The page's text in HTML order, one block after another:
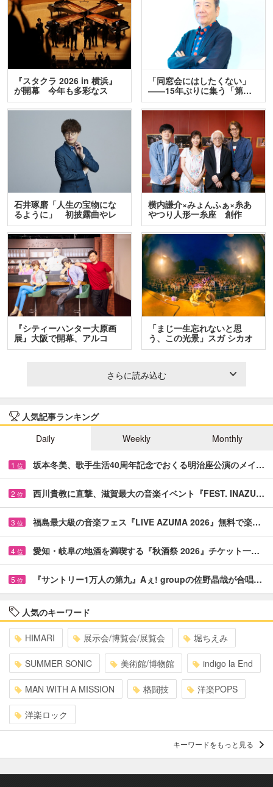
『スタクラ 2026 in 横浜』
が開幕 今年も多彩なス
テ…
「同窓会にはしたくない」
――15年ぶりに集う「第…
石井琢磨「人生の宝物にな
るように」 初披露曲やレ
ア…
横内謙介×みょんふぁ×糸あ
やつり人形一糸座 創作
人…
『シティーハンター大原画
展』大阪で開幕、アルコ
＆…
「まじ一生忘れないと思
う、この光景」スガ シカオ
と…
さらに読み込む
人気記事ランキング
Daily
Weekly Monthly
1 位 坂本冬美、歌手生活40周年記念でおくる明治座公演のメイ…
2 位 西川貴教に直撃、滋賀最大の音楽イベント『FEST. INAZU…
3 位 福島最大級の音楽フェス『LIVE AZUMA 2026』無料で楽…
4 位 愛知・岐阜の地酒を満喫する『秋酒祭 2026』チケット一…
5 位 『サントリー1万人の第九』Aぇ! groupの佐野晶哉が合唱…
人気のキーワード
HIMARI 展示会/博覧会/展覧会 堀ちえみ
SUMMER SONIC 美術館/博物館 indigo la End
MAN WITH A MISSION 格闘技 洋楽POPS
洋楽ロック
キーワードをもっと見る